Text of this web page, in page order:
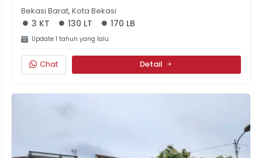
Bekasi Barat, Kota Bekasi
3 KT 130 LT 170 LB
Update 1 tahun yang lalu
Chat Detail